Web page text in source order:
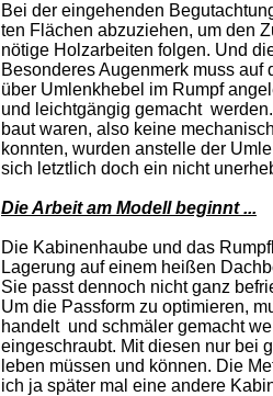
Bei der eingehenden
ten Flächen abzuziehen, um den
nötige Holzarbeiten folgen. Und
Besonderes Augenmerk muss
über Umlenkhebel im Rumpf
und leichtgängig gemacht
baut waren, also keine
konnten, wurden anstelle der
sich letztlich doch ein nicht
Die Arbeit am Modell beginnt ...
Die Kabinenhaube und das
Lagerung auf einem heißen
Sie passt dennoch nicht ganz
Um die Passform zu optimieren,
handelt und schmäler gemacht
eingeschraubt. Mit diesen nur bei
leben müssen und können. Die
ich ja später mal eine andere